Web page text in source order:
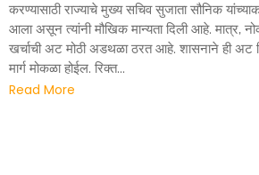
करण्यासाठी राज्याचे मुख्य सचिव सुजाता सौनिक
आला असून त्यांनी मौखिक मान्यता दिली आहे. मात्र,
खर्चाची अट मोठी अडथळा ठरत आहे. शासनाने ही अट
मार्ग मोकळा होईल. रिक्त...
Read More